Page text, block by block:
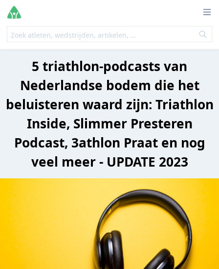
5 triathlon-podcasts van
Nederlandse bodem die het
beluisteren waard zijn: Triathlon
Inside, Slimmer Presteren
Podcast, 3athlon Praat en nog
veel meer - UPDATE 2023